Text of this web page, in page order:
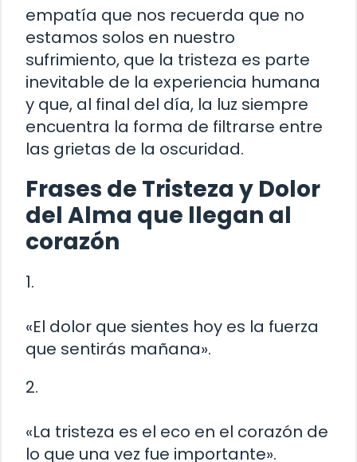
empatía que nos recuerda que no
estamos solos en nuestro
sufrimiento, que la tristeza es parte
inevitable de la experiencia humana
y que, al final del día, la luz siempre
encuentra la forma de filtrarse entre
las grietas de la oscuridad.
Frases de Tristeza y Dolor
del Alma que llegan al
corazón
1.
«El dolor que sientes hoy es la fuerza
que sentirás mañana».
2.
«La tristeza es el eco en el corazón de
lo que una vez fue importante».